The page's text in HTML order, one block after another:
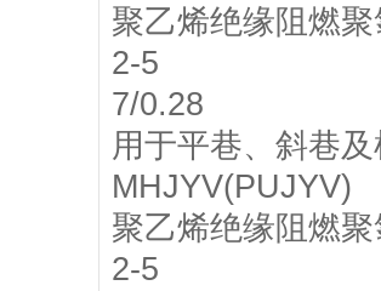
聚乙烯绝缘阻燃
2-5
7/0.28
用于平巷、斜巷
MHJYV(PUJYV)
聚乙烯绝缘阻燃
2-5